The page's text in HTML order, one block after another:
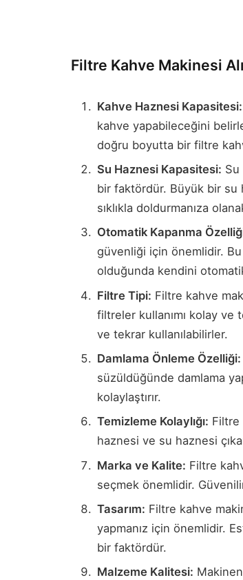
Filtre Kahve Makinesi
Kahve Haznesi Kapasitesi:
kahve yapabileceğini
doğru boyutta bir filtre
Su Haznesi Kapasitesi:
bir faktördür. Büyük bir su
sıklıkla doldurmanıza
Otomatik Kapanma
güvenliği için önemlidir.
olduğunda kendini
Filtre Tipi: Filtre kahve
filtreler kullanımı kolay ve
ve tekrar kullanılabilirler.
Damlama Önleme Özelliği:
süzüldüğünde damlama
kolaylaştırır.
Temizleme Kolaylığı: Filtre
haznesi ve su haznesi
Marka ve Kalite: Filtre
seçmek önemlidir.
Tasarım: Filtre kahve
yapmanız için önemlidir.
bir faktördür.
Malzeme Kalitesi: